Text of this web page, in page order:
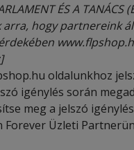
ÉS A TANÁCS
arra, hogy partnereink
oldalunkhoz
igénylés során
meg a jelszó
Forever Üzleti